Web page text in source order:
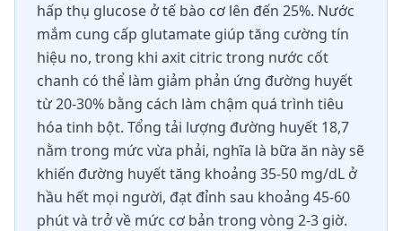
hấp thụ glucose ở tế bào cơ lên đến 25%. Nước
mắm cung cấp glutamate giúp tăng cường tín
hiệu no, trong khi axit citric trong nước cốt
chanh có thể làm giảm phản ứng đường huyết
từ 20-30% bằng cách làm chậm quá trình tiêu
hóa tinh bột. Tổng tải lượng đường huyết 18,7
nằm trong mức vừa phải, nghĩa là bữa ăn này sẽ
khiến đường huyết tăng khoảng 35-50 mg/dL ở
hầu hết mọi người, đạt đỉnh sau khoảng 45-60
phút và trở về mức cơ bản trong vòng 2-3 giờ.